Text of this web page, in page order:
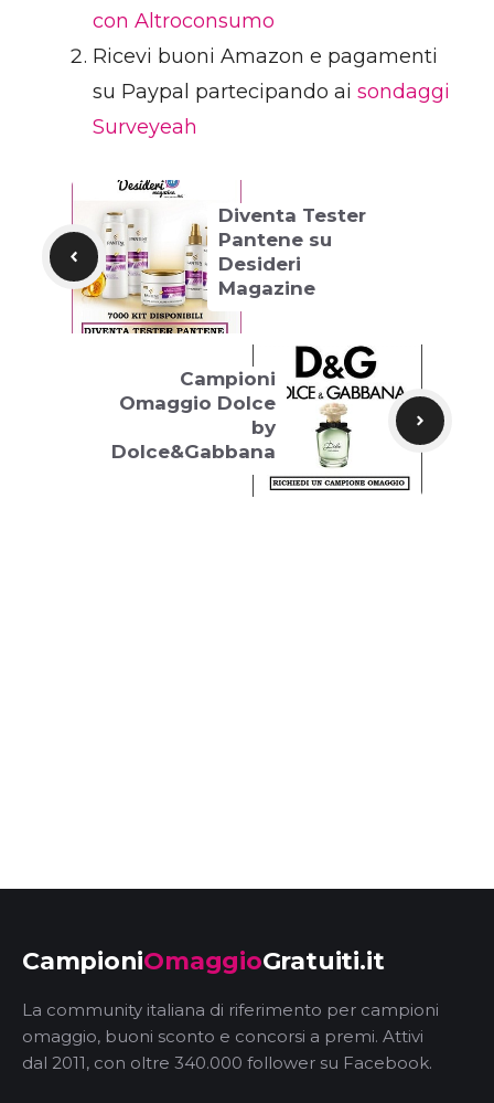
con Altroconsumo
Ricevi buoni Amazon e pagamenti
su Paypal partecipando ai sondaggi
Surveyeah
Diventa Tester
Pantene su
Desideri
Magazine
Campioni
Omaggio Dolce
by
Dolce&Gabbana
CampioniOmaggioGratuiti.it
La community italiana di riferimento per campioni
omaggio, buoni sconto e concorsi a premi. Attivi
dal 2011, con oltre 340.000 follower su Facebook.